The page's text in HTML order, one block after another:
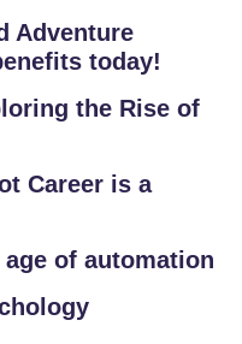
Adventure
today!
the Rise of
Career is a
of automation